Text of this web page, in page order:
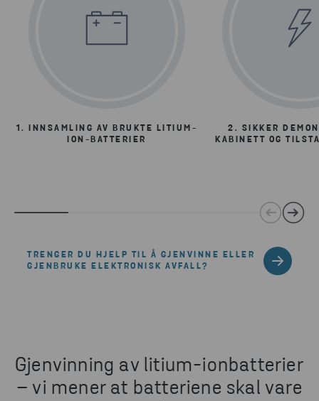
1. INNSAMLING AV BRUKTE LITIUM-
ION-BATTERIER
2. SIKKER
KABINETT OG
TRENGER DU HJELP TIL Å GJENVINNE ELLER
GJENBRUKE ELEKTRONISK AVFALL?
Gjenvinning av litium-ionbatterier
– vi mener at batteriene skal vare